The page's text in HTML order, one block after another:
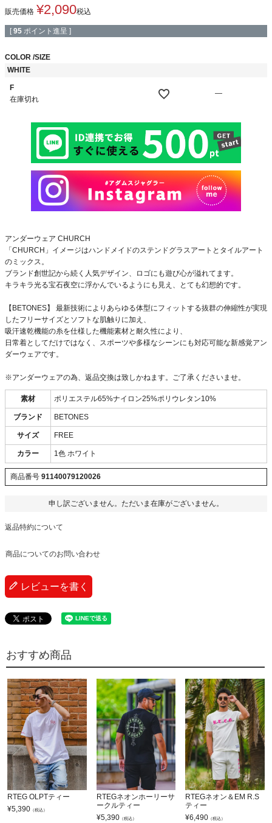
販売価格 ¥2,090税込
[ 95 ポイント進呈 ]
COLOR SIZE
WHITE
F
在庫切れ
—
アンダーウェア CHURCH
「CHURCH」イメージはハンドメイドのステンドグラスアートとタイルアート
のミックス。
ブランド創世記から続く人気デザイン、ロゴにも遊び心が溢れてます。
キラキラ光る宝石夜空に浮かんでいるようにも見え、とても幻想的です。
【BETONES】 最新技術によりあらゆる体型にフィットする抜群の伸縮性が実現
したフリーサイズとソフトな肌触りに加え、
吸汗速乾機能の糸を仕様した機能素材と耐久性により、
日常着としてだけではなく、スポーツや多様なシーンにも対応可能な新感覚アン
ダーウェアです。
※アンダーウェアの為、返品交換は致しかねます。ご了承くださいませ。
素材 ポリエステル65%ナイロン25%ポリウレタン10%
ブランド BETONES
サイズ FREE
カラー 1色 ホワイト
商品番号 91140079120026
申し訳ございません。ただいま在庫がございません。
返品特約について
商品についてのお問い合わせ
レビューを書く
おすすめ商品
RTEG OLPTティー
¥5,390 （税込）
RTEGネオンホーリーサ
ークルティー
¥5,390（税込）
RTEGネオン＆EM R.S
ティー
¥6,490 （税込）